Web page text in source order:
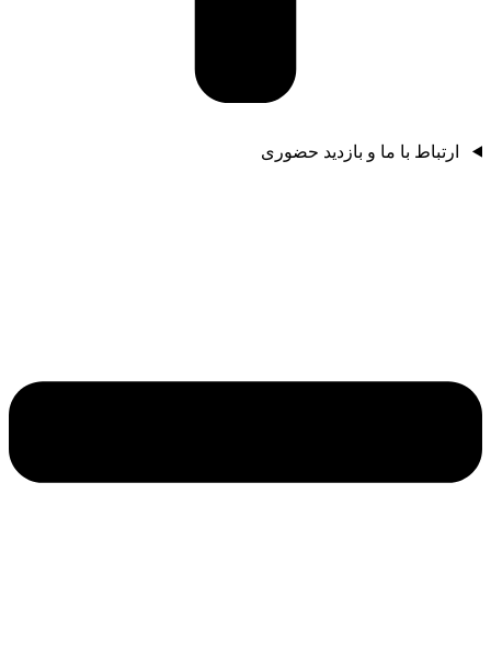
ارتباط با ما و بازدید حضوری